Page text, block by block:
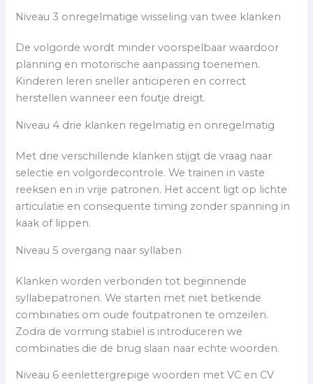
Niveau 3 onregelmatige wisseling van twee klanken
De volgorde wordt minder voorspelbaar waardoor
planning en motorische aanpassing toenemen.
Kinderen leren sneller anticiperen en correct
herstellen wanneer een foutje dreigt.
Niveau 4 drie klanken regelmatig en onregelmatig
Met drie verschillende klanken stijgt de vraag naar
selectie en volgordecontrole. We trainen in vaste
reeksen en in vrije patronen. Het accent ligt op lichte
articulatie en consequente timing zonder spanning in
kaak of lippen.
Niveau 5 overgang naar syllaben
Klanken worden verbonden tot beginnende
syllabepatronen. We starten met niet betkende
combinaties om oude foutpatronen te omzeilen.
Zodra de vorming stabiel is introduceren we
combinaties die de brug slaan naar echte woorden.
Niveau 6 eenlettergrepige woorden met VC en CV